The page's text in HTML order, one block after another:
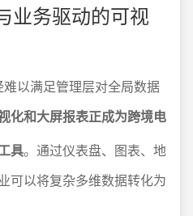
业务驱动的可视
以满足管理层对全局数据
化和大屏报表正成为跨境电
具。通过仪表盘、图表、地
可以将复杂多维数据转化为